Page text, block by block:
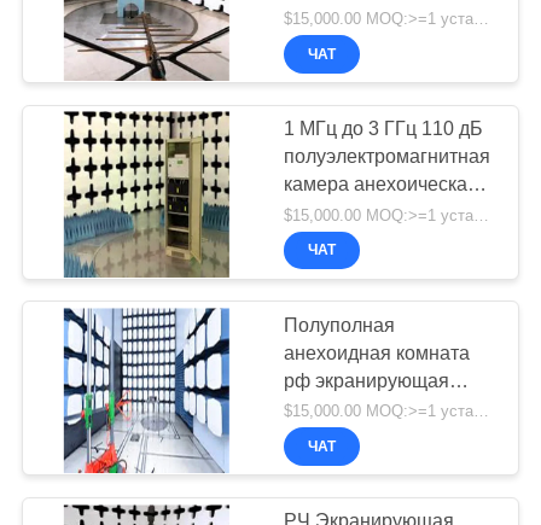
испытательный зал с
радиочастотным
абсорбером
ЧАТ
1 МГц до 3 ГГц 110 дБ
полуэлектромагнитная
камера анехоическая
камера МРТ защитный
корпус
ЧАТ
Полуполная
анехоидная комната
рф экранирующая
комната эмc
анехоичная камера
$15,000.00 MOQ:>=1 устанавливает
ЧАТ